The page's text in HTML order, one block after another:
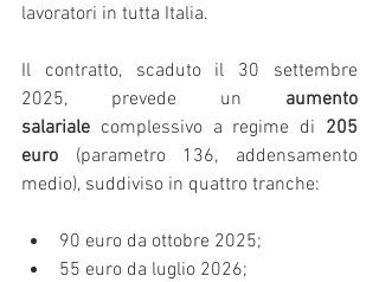
lavoratori in tutta Italia.
Il contratto, scaduto il 30 settembre
2025, prevede un aumento
salariale complessivo a regime di 205
euro (parametro 136, addensamento
medio), suddiviso in quattro tranche:
90 euro da ottobre 2025;
55 euro da luglio 2026;